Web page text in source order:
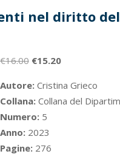
nel diritto
€16.00 Il
originale
era:
€16.00.
€15.20Il
attuale
è:
Autore:Cristina Grieco
Collana:Collana del
Numero:5
Anno:2023
Pagine:276